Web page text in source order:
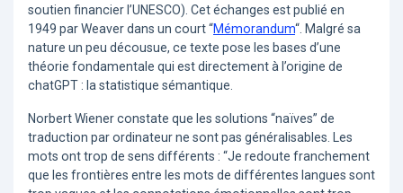
soutien financier l’UNESCO). Cet échanges est publié en
1949 par Weaver dans un court “Mémorandum“. Malgré sa
nature un peu décousue, ce texte pose les bases d’une
théorie fondamentale qui est directement à l’origine de
chatGPT : la statistique sémantique.
Norbert Wiener constate que les solutions “naïves” de
traduction par ordinateur ne sont pas généralisables. Les
mots ont trop de sens différents : “Je redoute franchement
que les frontières entre les mots de différentes langues sont